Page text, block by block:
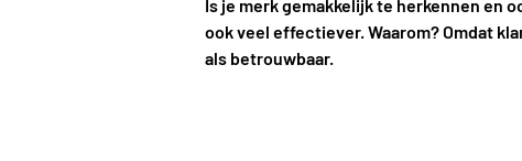
Is je merk gemakkelijk te herkennen en
ook veel effectiever. Waarom? Omdat
als betrouwbaar.